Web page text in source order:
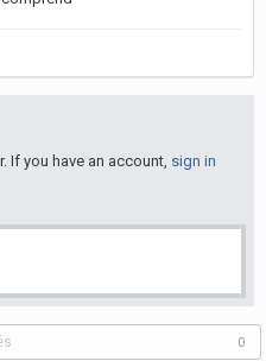
If you have an account, sign in
0